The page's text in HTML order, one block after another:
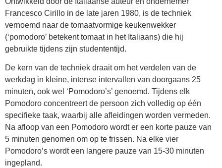
Francesco Cirillo in de late jaren 1980, is de techniek
vernoemd naar de tomaatvormige keukenwekker
(‘pomodoro’ betekent tomaat in het Italiaans) die hij
gebruikte tijdens zijn studententijd.
De kern van de techniek draait om het verdelen van de
werkdag in kleine, intense intervallen van doorgaans 25
minuten, ook wel ‘Pomodoro’s’ genoemd. Tijdens elk
Pomodoro concentreert de persoon zich volledig op één
specifieke taak, waarbij alle afleidingen worden vermeden.
Na afloop van een Pomodoro wordt er een korte pauze van
5 minuten genomen om op te frissen. Na elke vier
Pomodoro’s wordt een langere pauze van 15-30 minuten
ingepland.